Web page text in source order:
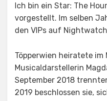
Ich bin ein Star: The
vorgestellt. Im selben
den VIPs auf
Töpperwien heiratete
Musicaldarstellerin
September 2018
2019 beschlossen sie,